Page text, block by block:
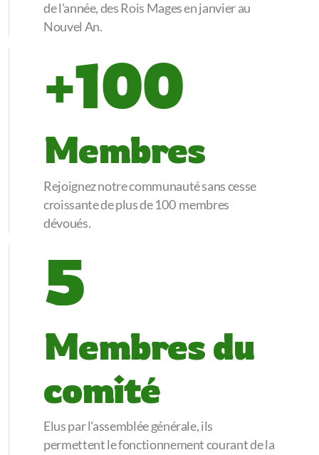
de l'année, des Rois Mages en janvier au
Nouvel An.
+100
Membres
Rejoignez notre communauté sans cesse
croissante de plus de 100 membres
dévoués.
5
Membres du
comité
Elus par l'assemblée générale, ils
permettent le fonctionnement courant de la